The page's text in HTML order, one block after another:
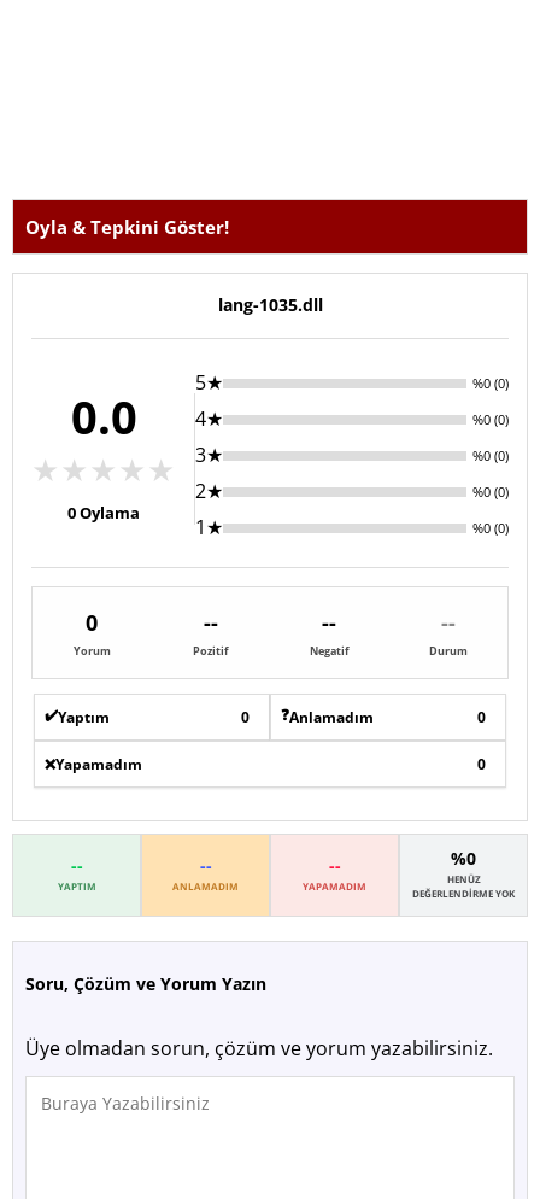
Oyla & Tepkini Göster!
lang-1035.dll
0.0
★★★★★
0Oylama
5★ %0 (0)
4★ %0 (0)
3★ %0 (0)
2★ %0 (0)
1★ %0 (0)
0
Yorum
--
Pozitif
--
Negatif
--
Durum
✔️Yaptım 0 ❓Anlamadım 0
❌Yapamadım 0
--
YAPTIM
--
ANLAMADIM
--
YAPAMADIM
%0
HENÜZ
DEĞERLENDIRME YOK
Soru, Çözüm ve Yorum Yazın
Üye olmadan sorun, çözüm ve yorum yazabilirsiniz.